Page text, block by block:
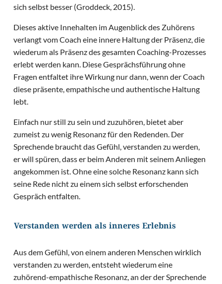
sich selbst besser (Groddeck, 2015).
Dieses aktive Innehalten im Augenblick des Zuhörens
verlangt vom Coach eine innere Haltung der Präsenz, die
wiederum als Präsenz des gesamten Coaching-Prozesses
erlebt werden kann. Diese Gesprächsführung ohne
Fragen entfaltet ihre Wirkung nur dann, wenn der Coach
diese präsente, empathische und authentische Haltung
lebt.
Einfach nur still zu sein und zuzuhören, bietet aber
zumeist zu wenig Resonanz für den Redenden. Der
Sprechende braucht das Gefühl, verstanden zu werden,
er will spüren, dass er beim Anderen mit seinem Anliegen
angekommen ist. Ohne eine solche Resonanz kann sich
seine Rede nicht zu einem sich selbst erforschenden
Gespräch entfalten.
Verstanden werden als inneres Erlebnis
Aus dem Gefühl, von einem anderen Menschen wirklich
verstanden zu werden, entsteht wiederum eine
zuhörend-empathische Resonanz, an der der Sprechende